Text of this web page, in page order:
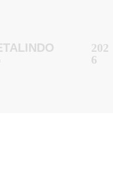
202
6